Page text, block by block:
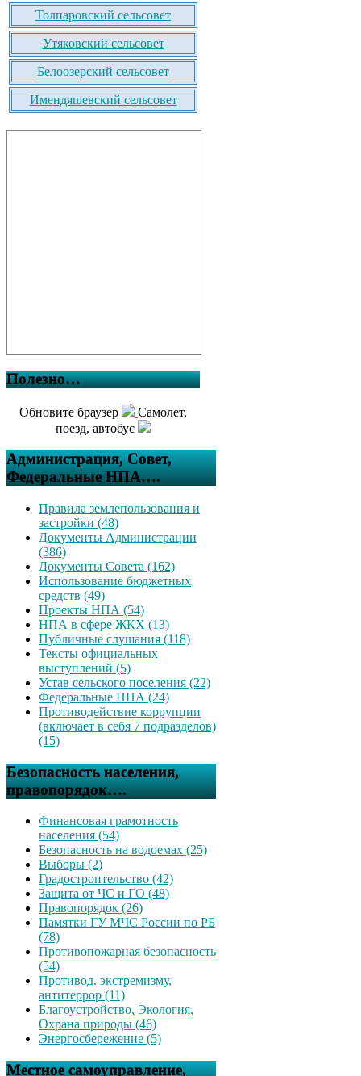
Толпаровский сельсовет
Утяковский сельсовет
Белоозерский сельсовет
Имендяшевский сельсовет
Полезно…
Обновите браузер
Самолет,
поезд, автобус
Администрация, Совет,
Федеральные НПА….
Правила землепользования и
застройки (48)
Документы Администрации
(386)
Документы Совета (162)
Использование бюджетных
средств (49)
Проекты НПА (54)
НПА в сфере ЖКХ (13)
Публичные слушания (118)
Тексты официальных
выступлений (5)
Устав сельского поселения (22)
Федеральные НПА (24)
Противодействие коррупции
(включает в себя 7 подразделов)
(15)
Безопасность населения,
правопорядок….
Финансовая грамотность
населения (54)
Безопасность на водоемах (25)
Выборы (2)
Градостроительство (42)
Защита от ЧС и ГО (48)
Правопорядок (26)
Памятки ГУ МЧС России по РБ
(78)
Противопожарная безопасность
(54)
Противод. экстремизму,
антитеррор (11)
Благоустройство, Экология,
Охрана природы (46)
Энергосбережение (5)
Местное самоуправление,